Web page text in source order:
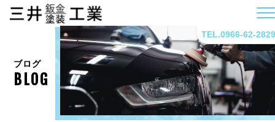
TEL.0966-62-2829
ブログ
BLOG